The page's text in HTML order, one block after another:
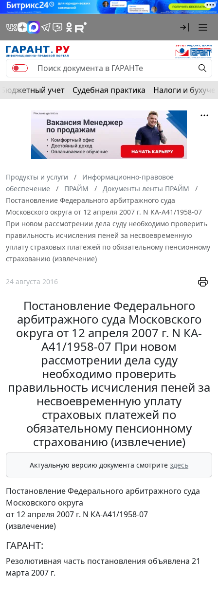
Бюджетный учет Судебная практика Налоги и
Продукты и услуги
Информационно-правовое
обеспечение
ПРАЙМ
Документы ленты ПРАЙМ
Постановление Федерального арбитражного суда
Московского округа от 12 апреля 2007 г. N КА-А41/1958-07
При новом рассмотрении дела суду необходимо проверить
правильность исчисления пеней за несвоевременную
уплату страховых платежей по обязательному пенсионному
страхованию (извлечение)
24 августа 2016
Постановление Федерального
арбитражного суда Московского
округа от 12 апреля 2007 г. N КА-
А41/1958-07 При новом
рассмотрении дела суду
необходимо проверить
правильность исчисления пеней за
несвоевременную уплату
страховых платежей по
обязательному пенсионному
страхованию (извлечение)
Актуальную версию документа смотрите здесь
Постановление Федерального арбитражного суда
Московского округа
от 12 апреля 2007 г. N КА-А41/1958-07
(извлечение)
ГАРАНТ:
Резолютивная часть постановления объявлена 21
марта 2007 г.